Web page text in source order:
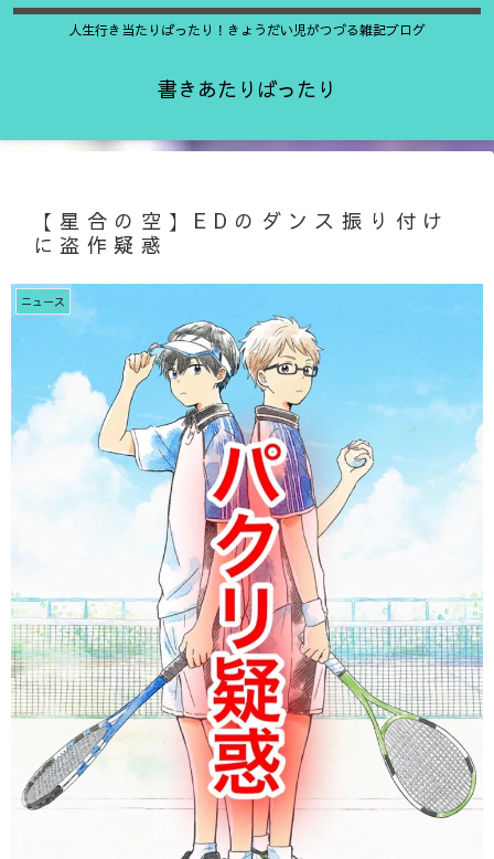
人生行き当たりばったり！きょうだい児がつづる雑記ブログ
書きあたりばったり
【星合の空】EDのダンス振り付け
に盗作疑惑
ニュース